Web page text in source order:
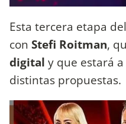
Esta tercera etapa
con Stefi Roitman,
digital y que estará
distintas propuestas.